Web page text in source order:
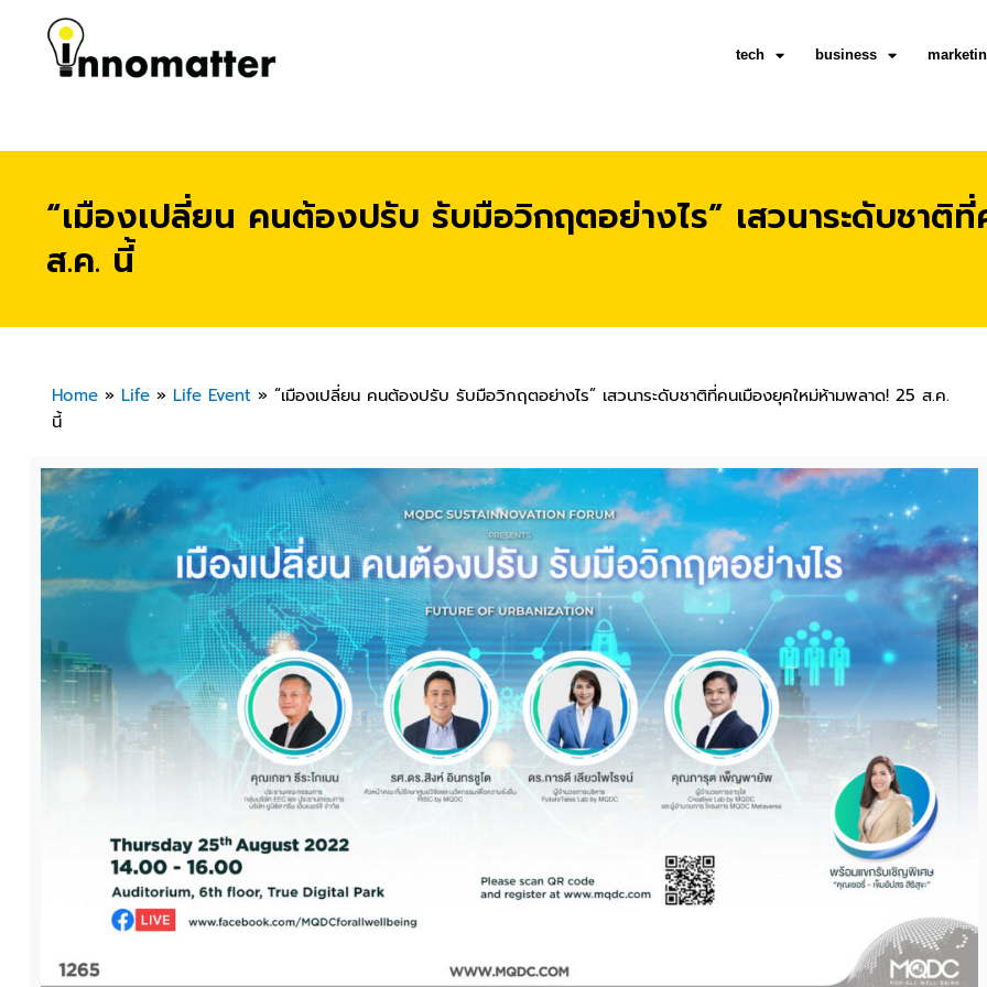
tech business
“เมืองเปลี่ยน คนต้องปรับ รับมือวิกฤตอย่างไร” เสวนาระดับชาติ
ส.ค. นี้
Home» Life» Life Event» “เมืองเปลี่ยน คนต้องปรับ รับมือวิกฤตอย่างไร” เสวนาระดับชาติที่คนเมืองยุคใหม่ห้ามพลาด! 25 ส.ค.
นี้